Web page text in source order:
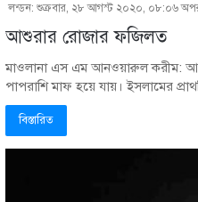
লন্ডন: শুক্রবার, ২৮ আগস্ট ২০২০, ০৮:০৬
আশুরার রোজার ফজিলত
মাওলানা এস এম আনওয়ারুল করীম:
পাপরাশি মাফ হয়ে যায়। ইসলামের
বিস্তারিত